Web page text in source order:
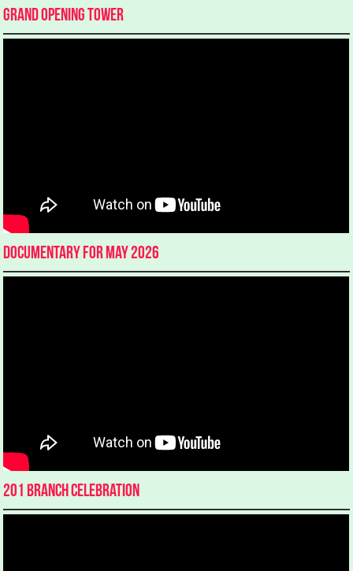
Grand Opening Tower
Documentary for May 2026
201 Branch Celebration